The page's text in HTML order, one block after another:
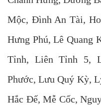
Mộc, Đình An Tài,
Hưng Phú, Lê Quang
Tỉnh, Liên Tỉnh 5,
Phước, Lưu Quý Kỳ,
Hắc Đế, Mễ Cốc,